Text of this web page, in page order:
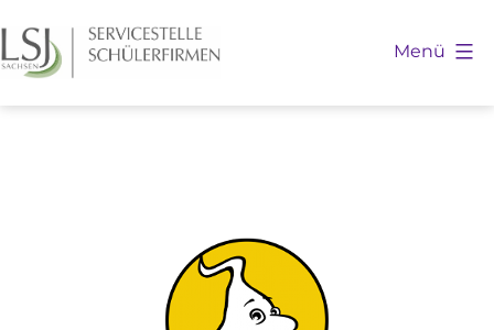
Inhalt
springen
Menü